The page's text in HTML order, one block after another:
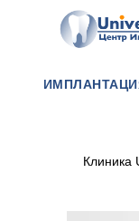
Клиника